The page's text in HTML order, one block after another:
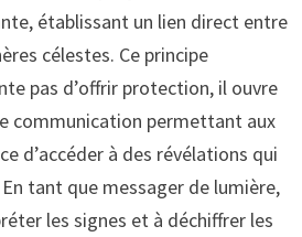
établissant un lien direct entre
célestes. Ce principe
pas d’offrir protection, il ouvre
communication permettant aux
d’accéder à des révélations qui
tant que messager de lumière,
les signes et à déchiffrer les